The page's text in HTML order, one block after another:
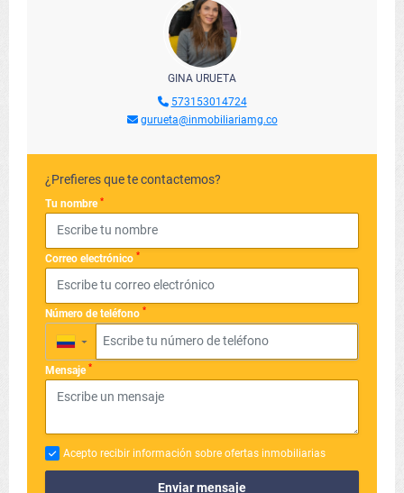
GINA URUETA
573153014724
gurueta@inmobiliariamg.co
¿Prefieres que te contactemos?
Tu nombre *
Correo electrónico *
Número de teléfono *
▼
Mensaje *
Acepto recibir información sobre ofertas inmobiliarias
Enviar mensaje